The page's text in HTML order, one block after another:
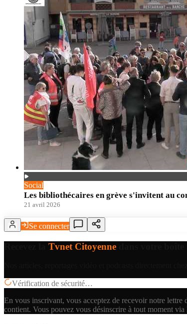
Social
Les bibliothécaires en grève s'invitent au
21 avril 2026
Se connecter
Tvnet Citoyenne
Vérification de sécurité…
En vous inscrivant, vous acceptez de recevoir notre lettre
contient. Vous pouvez vous désinscrire à tout moment